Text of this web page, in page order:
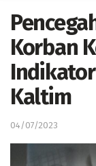
Korban
Kaltim
04/07/2023